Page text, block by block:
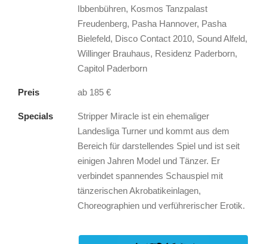
Ibbenbühren, Kosmos Tanzpalast
Freudenberg, Pasha Hannover, Pasha
Bielefeld, Disco Contact 2010, Sound Alfeld,
Willinger Brauhaus, Residenz Paderborn,
Capitol Paderborn
Preis ab 185 €
Specials
Stripper Miracle ist ein ehemaliger
Landesliga Turner und kommt aus dem
Bereich für darstellendes Spiel und ist seit
einigen Jahren Model und Tänzer. Er
verbindet spannendes Schauspiel mit
tänzerischen Akrobatikeinlagen,
Choreographien und verführerischer Erotik.